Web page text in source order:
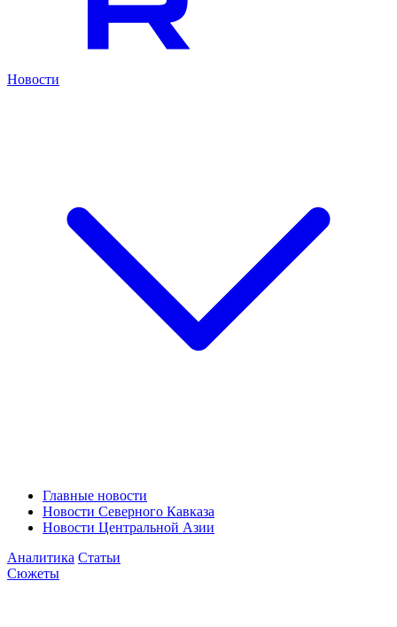
Новости
Главные новости
Новости Северного Кавказа
Новости Центральной Азии
Аналитика Статьи
Сюжеты